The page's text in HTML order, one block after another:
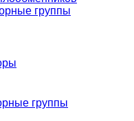
группы
группы